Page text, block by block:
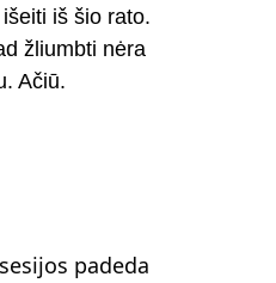
iš šio rato.
žliumbti nėra
Ačiū.
padeda